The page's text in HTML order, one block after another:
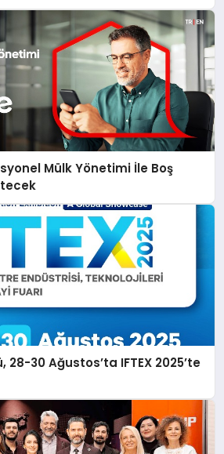
Mülk Yönetimi İle Boş
30 Ağustos’ta IFTEX 2025’te